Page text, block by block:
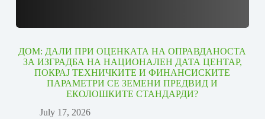
ДОМ: ДАЛИ ПРИ ОЦЕНКАТА НА ОПРАВДАНОСТА
ЗА ИЗГРАДБА НА НАЦИОНАЛЕН ДАТА ЦЕНТАР,
ПОКРАЈ ТЕХНИЧКИТЕ И ФИНАНСИСКИТЕ
ПАРАМЕТРИ СЕ ЗЕМЕНИ ПРЕДВИД И
ЕКОЛОШКИТЕ СТАНДАРДИ?
July 17, 2026